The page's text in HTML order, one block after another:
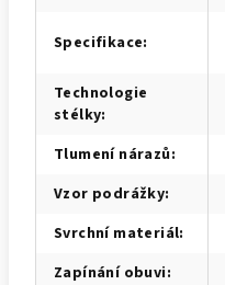
Specifikace:
Technologie
stélky:
Tlumení nárazů:
Vzor podrážky:
Svrchní materiál:
Zapínání obuvi: